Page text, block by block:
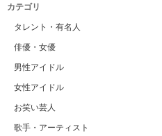
カテゴリ
タレント・有名人
俳優・女優
男性アイドル
女性アイドル
お笑い芸人
歌手・アーティスト